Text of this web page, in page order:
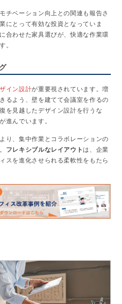
チベーション向上との関連も報告さ
にとって有効な投資となっていま
合わせた家具選びが、快適な作業環
。
イン設計が重要視されています。増
るよう、壁を建てて会議室を作るの
を見越したデザイン設計を行うな
進んでいます。
り、集中作業とコラボレーションの
フレキシブルなレイアウトは、企業
スを進化させられる柔軟性をもたら